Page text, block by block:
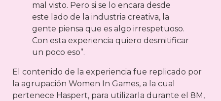
mal visto. Pero si se lo encara desde
este lado de la industria creativa, la
gente piensa que es algo irrespetuoso.
Con esta experiencia quiero desmitificar
un poco eso”.
El contenido de la experiencia fue replicado por
la agrupación Women In Games, a la cual
pertenece Haspert, para utilizarla durante el 8M,